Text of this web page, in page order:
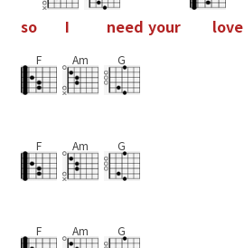
so I need your love
F Am G
F Am G
F Am G